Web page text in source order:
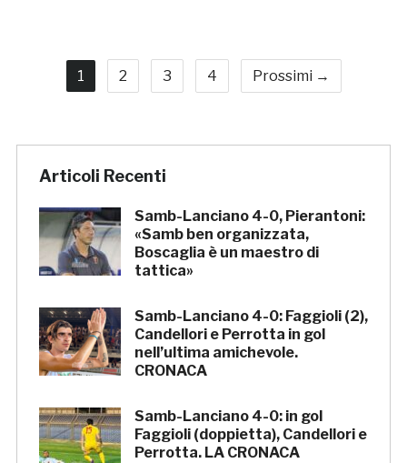
1 2 3 4 Prossimi →
Articoli Recenti
Samb-Lanciano 4-0, Pierantoni:
«Samb ben organizzata,
Boscaglia è un maestro di
tattica»
Samb-Lanciano 4-0: Faggioli (2),
Candellori e Perrotta in gol
nell’ultima amichevole.
CRONACA
Samb-Lanciano 4-0: in gol
Faggioli (doppietta), Candellori e
Perrotta. LA CRONACA